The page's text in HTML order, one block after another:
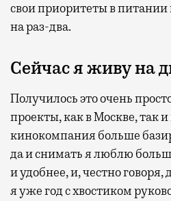
свои приоритеты в
на раз-два.
Сейчас я живу на
Получилось это очень
проекты, как в Москве, так
кинокомпания больше
да и снимать я люблю
и удобнее, и, честно
я уже год с хвостиком